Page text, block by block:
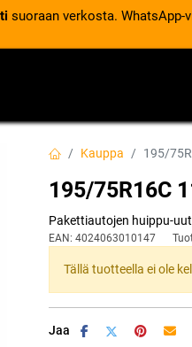
suoraan verkosta. WhatsApp-
Kauppa 195/
195/75R16C
Pakettiautojen huippu-
EAN: 4024063010147
Tällä tuotteella ei ole
Jaa